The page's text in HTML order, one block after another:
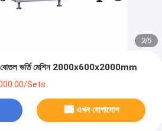
2/5
ভর্তি মেশিন 2000x600x2000mm
Sets
এখন যোগাযোগ